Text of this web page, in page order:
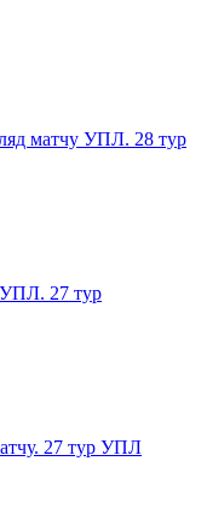
матчу УПЛ. 28 тур
27 тур
27 тур УПЛ